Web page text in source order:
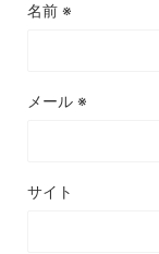
名前 ※
メール ※
サイト